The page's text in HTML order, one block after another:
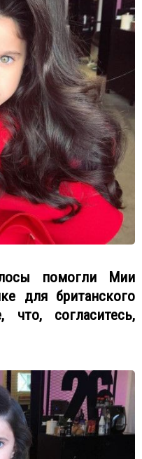
помогли Мии
для британского
что, согласитесь,